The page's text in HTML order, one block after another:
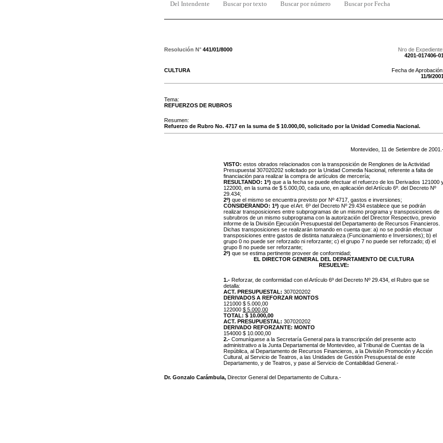
Del Intendente Buscar por texto Buscar por número Buscar por Fecha
Resolución N° 441/01/8000
Nro de Expediente:
4201-017406-
CULTURA
Fecha de Aprobación:
11/9/
Tema:
REFUERZOS DE RUBROS
Resumen:
Refuerzo de Rubro No. 4717 en la suma de $ 10.000,00, solicitado por la Unidad Comedia Nacional.
Montevideo, 11 de Setiembre de 2001
VISTO: estos obrados relacionados con la transposición de Renglones de la Actividad
Presupuestal 307020202 solicitado por la Unidad Comedia Nacional, referente a falta de
financiación para realizar la compra de artículos de mercería;
RESULTANDO: 1º) que a la fecha se puede efectuar el refuerzo de los Derivados 121000
122000, en la suma de $ 5.000,00, cada uno, en aplicación del Artículo 6º. del Decreto Nº
29.434;
2º) que el mismo se encuentra previsto por Nº 4717, gastos e inversiones;
CONSIDERANDO: 1º) que el Art. 6º del Decreto Nº 29.434 establece que se podrán
realizar transposiciones entre subprogramas de un mismo programa y transposiciones de
subrubros de un mismo subprograma con la autorización del Director Respectivo, previo
informe de la División Ejecución Presupuestal del Departamento de Recursos Financieros.
Dichas transposiciones se realizarán tomando en cuenta que: a) no se podrán efectuar
transposiciones entre gastos de distinta naturaleza (Funcionamiento e Inversiones); b) el
grupo 0 no puede ser reforzado ni reforzante; c) el grupo 7 no puede ser reforzado; d) el
grupo 8 no puede ser reforzante;
2º) que se estima pertinente proveer de conformidad;
EL DIRECTOR GENERAL DEL DEPARTAMENTO DE CULTURA
RESUELVE:
1.- Reforzar, de conformidad con el Artículo 6º del Decreto Nº 29.434, el Rubro que se
detalla:
ACT. PRESUPUESTAL: 307020202
DERIVADOS A REFORZAR MONTOS
121000 $ 5.000,00
122000 $ 5.000,00
TOTAL: $ 10.000,00
ACT. PRESUPUESTAL: 307020202
DERIVADO REFORZANTE: MONTO
154000 $ 10.000,00
2.- Comuníquese a la Secretaría General para la transcripción del presente acto
administrativo a la Junta Departamental de Montevideo, al Tribunal de Cuentas de la
República, al Departamento de Recursos Financieros, a la División Promoción y Acción
Cultural, al Servicio de Teatros, a las Unidades de Gestión Presupuestal de este
Departamento, y de Teatros, y pase al Servicio de Contabilidad General.-
Dr. Gonzalo Carámbula, Director General del Departamento de Cultura.-